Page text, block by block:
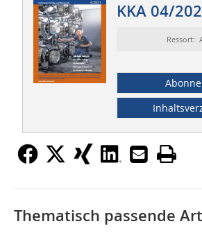
KKA 04/
Ressort:
Thematisch passende